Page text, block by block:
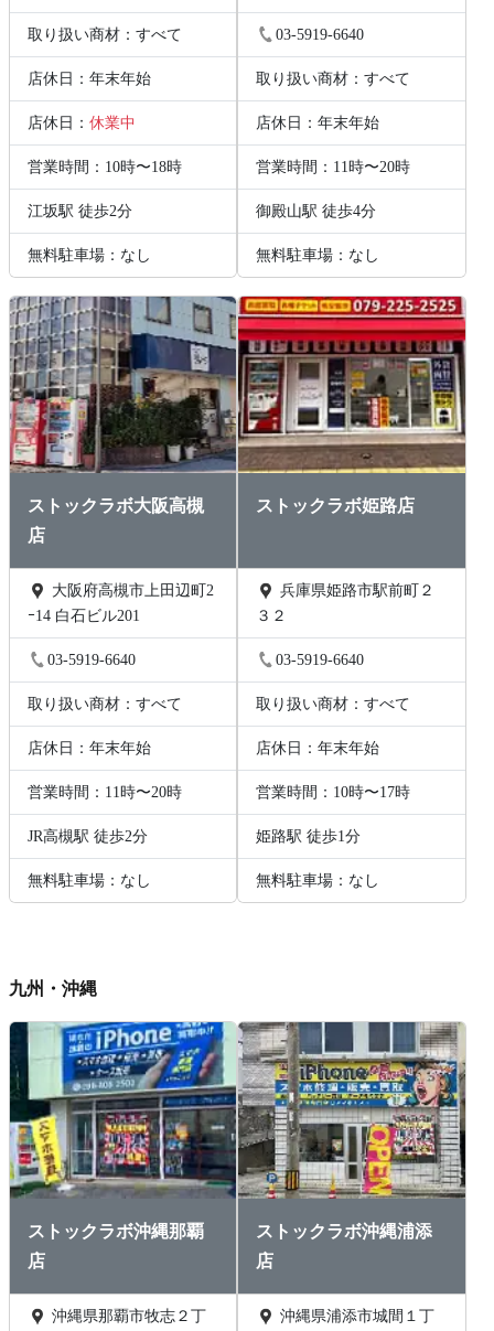
取り扱い商材：すべて
店休日：年末年始
店休日： 休業中
営業時間：10時〜18時
江坂駅 徒歩2分
無料駐車場：なし
03-5919-6640
取り扱い商材：すべて
店休日：年末年始
営業時間：11時〜20時
御殿山駅 徒歩4分
無料駐車場：なし
ストックラボ大阪高槻
店
ｰ14 白石ビル201
03-5919-6640
取り扱い商材：すべて
店休日：年末年始
営業時間：11時〜20時
JR高槻駅 徒歩2分
無料駐車場：なし
ストックラボ姫路店
兵庫県姫路市駅前町２
３２
03-5919-6640
取り扱い商材：すべて
店休日：年末年始
営業時間：10時〜17時
姫路駅 徒歩1分
無料駐車場：なし
九州・沖縄
ストックラボ沖縄那覇
店
ストックラボ沖縄浦添
店
沖縄県浦添市城間１丁